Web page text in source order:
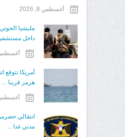
أغسطس 8, 2026
مليشيا
داخل
أغسطس 8,
أمريكا تتوقع
هرمز قريبا ...
أغسطس 8,
انتقالي
مدني غدا ...